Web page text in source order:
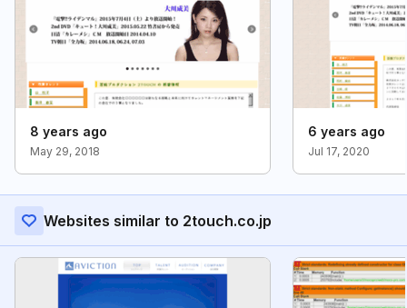
8 years ago
May 29, 2018
6 years ago
Jul 17, 2020
Websites similar to 2touch.co.jp